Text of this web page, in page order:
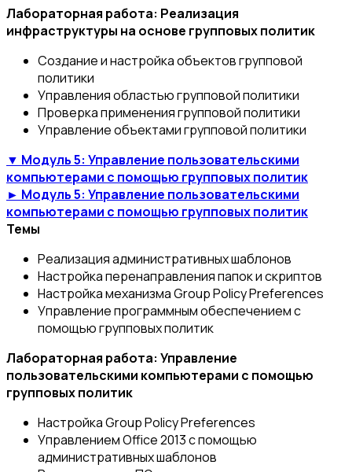
Лабораторная работа: Реализация
инфраструктуры на основе групповых политик
Создание и настройка объектов групповой
политики
Управления областью групповой политики
Проверка применения групповой политики
Управление объектами групповой политики
▼ Модуль 5: Управление пользовательскими
компьютерами с помощью групповых политик
► Модуль 5: Управление пользовательскими
компьютерами с помощью групповых политик
Темы
Реализация административных шаблонов
Настройка перенаправления папок и скриптов
Настройка механизма Group Policy Preferences
Управление программным обеспечением с
помощью групповых политик
Лабораторная работа: Управление
пользовательскими компьютерами с помощью
групповых политик
Настройка Group Policy Preferences
Управлением Office 2013 с помощью
административных шаблонов